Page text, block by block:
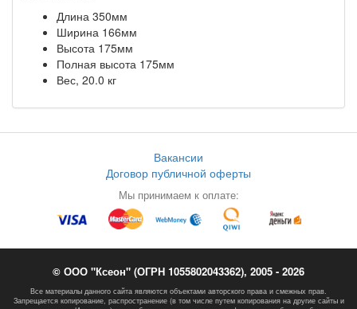
Длина 350мм
Ширина 166мм
Высота 175мм
Полная высота 175мм
Вес, 20.0 кг
Вакансии
Договор публичной оферты
Мы принимаем к оплате:
© ООО "Ксеон" (ОГРН 1055802043362), 2005 - 2026
Все материалы данного сайта являются объектами авторского права и смежных прав.
Запрещается копирование, распространение (в том числе путем копирования на другие сайты и